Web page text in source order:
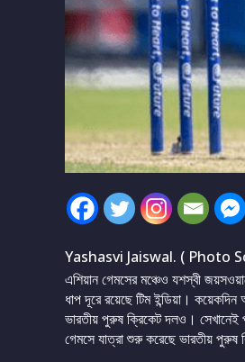
Yashasvi Jaiswal. ( Photo
এশিয়ান গেমসের মঞ্চেও যশস্বী
ধাপ দূরে রয়েছে টিম ইন্ডিয়া।
ভারতীয় পুরুষ ক্রিকেট দলও। সেখানেই
গেমসে যাত্রা শুরু করেছে ভারতীয় পুরুষ